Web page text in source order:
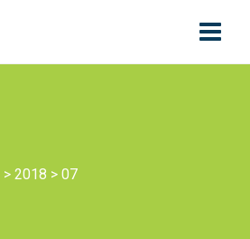
> 2018 > 07